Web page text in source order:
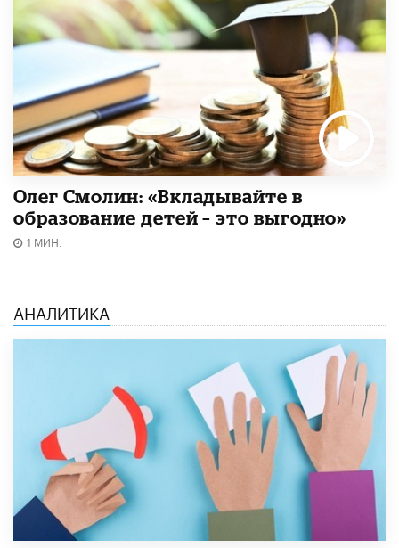
Олег Смолин: «Вкладывайте в
образование детей – это выгодно»
1 МИН.
АНАЛИТИКА